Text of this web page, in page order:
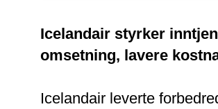
Icelandair styrker
omsetning, lavere
Icelandair leverte